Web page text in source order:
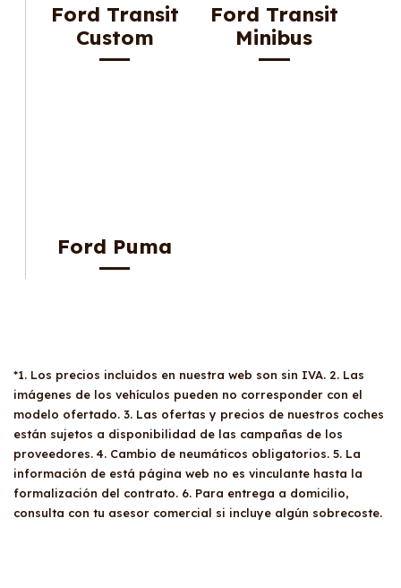
Ford Transit
Custom
Ford Transit
Minibus
Ford Puma
*1. Los precios incluidos en nuestra web son sin IVA. 2. Las
imágenes de los vehículos pueden no corresponder con el
modelo ofertado. 3. Las ofertas y precios de nuestros coches
están sujetos a disponibilidad de las campañas de los
proveedores. 4. Cambio de neumáticos obligatorios. 5. La
información de está página web no es vinculante hasta la
formalización del contrato. 6. Para entrega a domicilio,
consulta con tu asesor comercial si incluye algún sobrecoste.